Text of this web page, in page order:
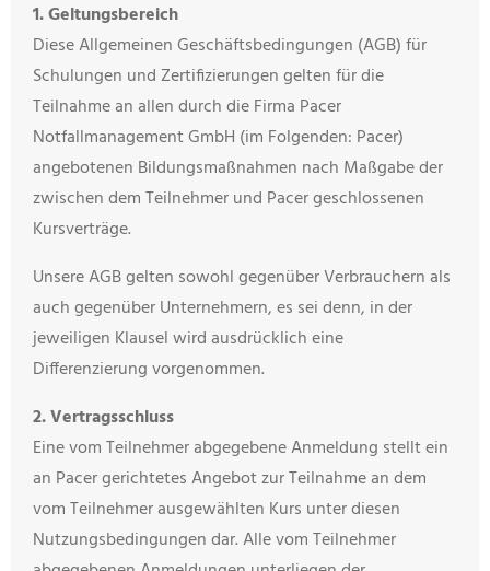
1. Geltungsbereich
Diese Allgemeinen Geschäftsbedingungen (AGB) für
Schulungen und Zertifizierungen gelten für die
Teilnahme an allen durch die Firma Pacer
Notfallmanagement GmbH (im Folgenden: Pacer)
angebotenen Bildungsmaßnahmen nach Maßgabe der
zwischen dem Teilnehmer und Pacer geschlossenen
Kursverträge.
Unsere AGB gelten sowohl gegenüber Verbrauchern als
auch gegenüber Unternehmern, es sei denn, in der
jeweiligen Klausel wird ausdrücklich eine
Differenzierung vorgenommen.
2. Vertragsschluss
Eine vom Teilnehmer abgegebene Anmeldung stellt ein
an Pacer gerichtetes Angebot zur Teilnahme an dem
vom Teilnehmer ausgewählten Kurs unter diesen
Nutzungsbedingungen dar. Alle vom Teilnehmer